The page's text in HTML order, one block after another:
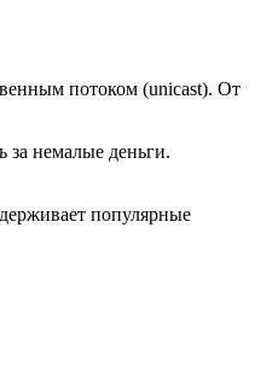
потоком (unicast). От
немалые деньги.
популярные